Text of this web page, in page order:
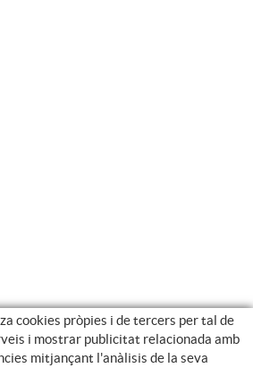
cookies pròpies i de tercers per tal de
i mostrar publicitat relacionada amb
mitjançant l'anàlisis de la seva